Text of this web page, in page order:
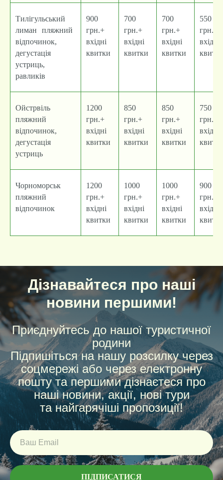
Тилігульський
лиман пляжний
відпочинок,
дегустація
устриць,
равликів
900
грн.+
вхідні
квитки
700
грн.+
вхідні
квитки
700
грн.+
вхідні
квитки
550
грн.+
вхідні
Ойстрвіль
пляжний
відпочинок,
дегустація
устриць
1200
грн.+
вхідні
квитки
850
грн.+
вхідні
квитки
850
грн.+
вхідні
квитки
750
грн.+
вхідні
Чорноморськ
пляжний
відпочинок
1200
грн.+
вхідні
квитки
1000
грн.+
вхідні
квитки
1000
грн.+
вхідні
квитки
900
грн.+
вхідні
Дізнавайтеся про наші
новини першими!
Приєднуйтесь до нашої туристичної
родини
Підпишіться на нашу розсилку через
соцмережі або через електронну
пошту та першими дізнаєтеся про
наші новини, акції, нові тури
та найгарячіші пропозиції!
ПІДПИСАТИСЯ